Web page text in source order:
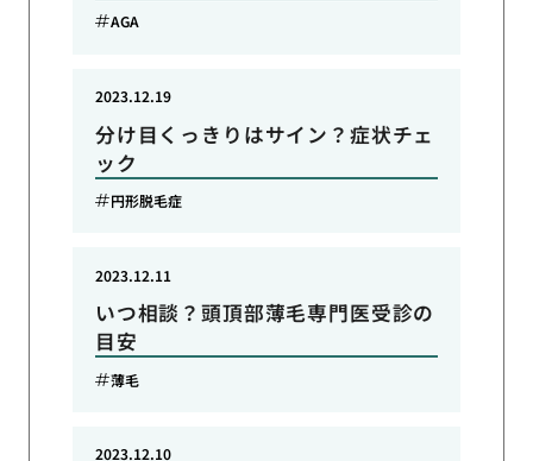
AGA
分け目くっきりはサイン？症状チェ
ック
2023.12.19
円形脱毛症
いつ相談？頭頂部薄毛専門医受診の
目安
2023.12.11
薄毛
2023.12.10